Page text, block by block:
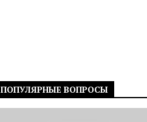
ПОПУЛЯРНЫЕ ВОПРОСЫ